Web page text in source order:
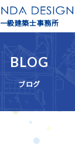
一級建築士事務所
BLOG
ブログ